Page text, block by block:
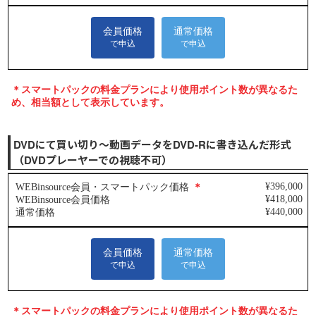
DVDにて買い切り～動画データをDVD-Rに書き込んだ形式
（DVDプレーヤーでの視聴不可）